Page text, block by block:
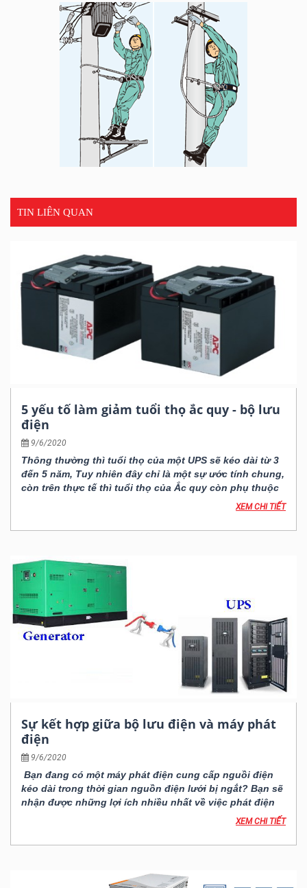
TIN LIÊN QUAN
5 yếu tố làm giảm tuổi thọ ắc quy - bộ lưu
điện
9/6/2020
Thông thường thì tuổi thọ của một UPS sẽ kéo dài từ 3
đến 5 năm, Tuy nhiên đây chỉ là một sự ước tính chung,
còn trên thực tế thì tuổi thọ của Ắc quy còn phụ thuộc
vào rất nhiều yếu tố nữa. Ở bài viết này chúng tôi sẽ đề
cập đến những yếu tố chính làm ảnh hưởng đến tuổi
thọ của ắc quy như là:
XEM CHI TIẾT
Sự kết hợp giữa bộ lưu điện và máy phát
điện
9/6/2020
Bạn đang có một máy phát điện cung cấp nguồi điện
kéo dài trong thời gian nguồn điện lưới bị ngắt? Bạn sẽ
nhận được những lợi ích nhiều nhất về việc phát điện
khi bạn kết nối máy phát điện vào một hệ thống UPS.
Tuy nhiên, hiện nay thì có rất nhiều loại UPS, chính vì
vậy mà quan trọng nhất là bạn phải chọn được đúng
XEM CHI TIẾT